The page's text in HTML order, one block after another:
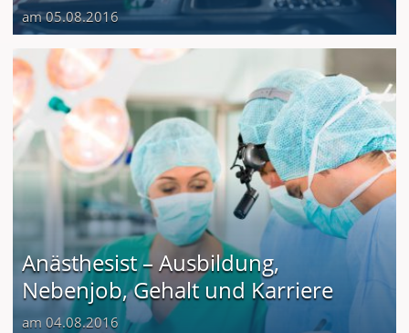
am 05.08.2016
Anästhesist – Ausbildung,
Nebenjob, Gehalt und Karriere
am 04.08.2016